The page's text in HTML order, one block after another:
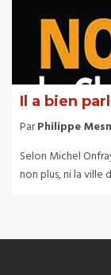
Il a bien
ParPhilippe
Selon Michel
non plus, ni la ville